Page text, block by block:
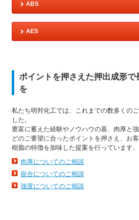
ABS
AES
ポイントを押さえた押出成形で
を
私たち明邦化工では、これまでの数多くの
した。
豊富に蓄えた経験やノウハウの基、肉厚と
どのご要望に合ったポイントを押さえ、お
樹脂の特徴を加味した提案を行っています。
肉厚についてのご相談
嵌合についてのご相談
強度についてのご相談